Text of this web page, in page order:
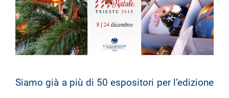
Siamo già a più di 50 espositori per l’edizione